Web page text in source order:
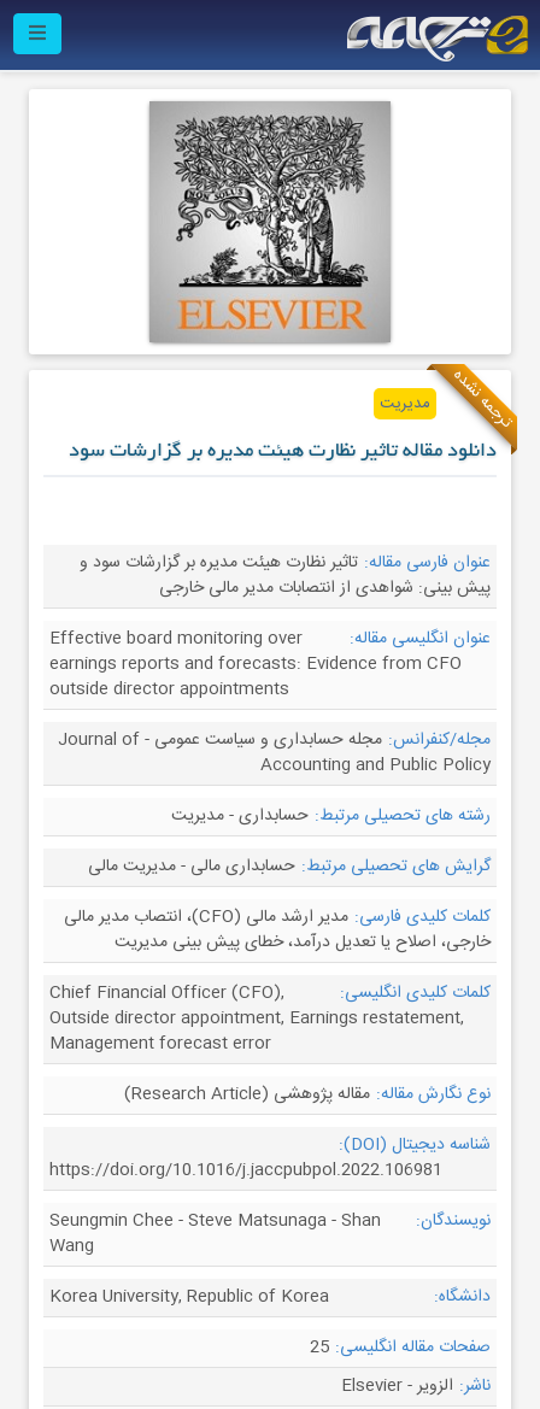
ترجمه نشده مدیریت
دانلود مقاله تاثیر نظارت هیئت مدیره بر گزارشات سود
عنوان فارسی مقاله: تاثیر نظارت هیئت مدیره بر گزارشات سود و
پیش بینی: شواهدی از انتصابات مدیر مالی خارجی
عنوان انگلیسی مقاله:
Effective board monitoring over
earnings reports and forecasts: Evidence from CFO
outside director appointments
مجله/کنفرانس:
مجله حسابداری و سیاست عمومی - Journal of
Accounting and Public Policy
رشته های تحصیلی مرتبط: حسابداری - مدیریت
گرایش های تحصیلی مرتبط: حسابداری مالی - مدیریت مالی
کلمات کلیدی فارسی:
مدیر ارشد مالی (CFO)، انتصاب مدیر مالی
خارجی، اصلاح یا تعدیل درآمد، خطای پیش بینی مدیریت
کلمات کلیدی انگلیسی:
Chief Financial Officer (CFO),
Outside director appointment, Earnings restatement,
Management forecast error
نوع نگارش مقاله: مقاله پژوهشی (Research Article)
شناسه دیجیتال (DOI):
https://doi.org/10.1016/j.jaccpubpol.2022.106981
نویسندگان:
Seungmin Chee - Steve Matsunaga - Shan
Wang
دانشگاه:
Korea University, Republic of Korea
صفحات مقاله انگلیسی: 25
ناشر: الزویر - Elsevier